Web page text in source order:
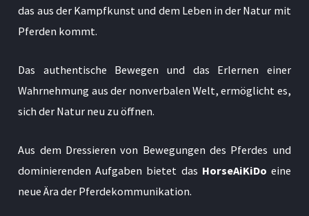
das aus der Kampfkunst und dem Leben in der Natur mit
Pferden kommt.
Das authentische Bewegen und das Erlernen einer
Wahrnehmung aus der nonverbalen Welt, ermöglicht es,
sich der Natur neu zu öffnen.
Aus dem Dressieren von Bewegungen des Pferdes und
dominierenden Aufgaben bietet das HorseAiKiDo eine
neue Ära der Pferdekommunikation.